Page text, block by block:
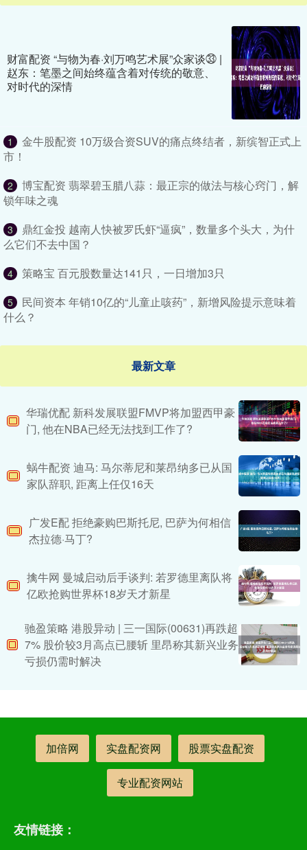
财富配资 “与物为春·刘万鸣艺术展”众家谈㉝ |
赵东：笔墨之间始终蕴含着对传统的敬意、
对时代的深情
1
金牛股配资 10万级合资SUV的痛点终结者，新缤智正式上
市！
2
博宝配资 翡翠碧玉腊八蒜：最正宗的做法与核心窍门，解
锁年味之魂
3
鼎红金投 越南人快被罗氏虾“逼疯”，数量多个头大，为什
么它们不去中国？
4 策略宝 百元股数量达141只，一日增加3只
5
民间资本 年销10亿的“儿童止咳药”，新增风险提示意味着
什么？
最新文章
华瑞优配 新科发展联盟FMVP将加盟西甲豪
门, 他在NBA已经无法找到工作了?
蜗牛配资 迪马: 马尔蒂尼和莱昂纳多已从国
家队辞职, 距离上任仅16天
广发E配 拒绝豪购巴斯托尼, 巴萨为何相信
杰拉德·马丁?
擒牛网 曼城启动后手谈判: 若罗德里离队将
亿欧抢购世界杯18岁天才新星
驰盈策略 港股异动 | 三一国际(00631)再跌超
7% 股价较3月高点已腰斩 里昂称其新兴业务
亏损仍需时解决
加倍网 实盘配资网 股票实盘配资
专业配资网站
友情链接：